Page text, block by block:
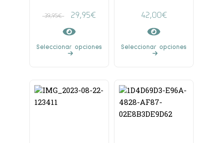
39,95€ 29,95€
Seleccionar opciones
42,00€
Seleccionar opciones